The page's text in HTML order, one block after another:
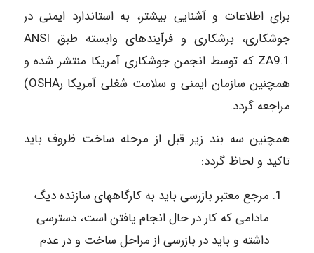
برای اطلاعات و آشنایی بیشتر، به استاندارد ایمنی در
جوشکاری، برشکاری و فرآیندهای وابسته طبق ANSI
ZA9.1 که توسط انجمن جوشکاری آمریکا منتشر شده و
همچنین سازمان ایمنی و سلامت شغلی آمریکا رOSHA)
مراجعه گردد.
همچنین سه بند زیر قبل از مرحله ساخت ظروف باید
تاکید و لحاظ گردد:
مرجع معتبر بازرسی باید به کارگاههای سازنده دیگ
مادامی که کار در حال انجام یافتن است، دسترسی
داشته و باید در بازرسی از مراحل ساخت و در عدم